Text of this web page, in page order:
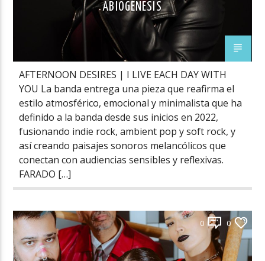
ABIOGÉNESIS
AFTERNOON DESIRES | I LIVE EACH DAY WITH
YOU La banda entrega una pieza que reafirma el
estilo atmosférico, emocional y minimalista que ha
definido a la banda desde sus inicios en 2022,
fusionando indie rock, ambient pop y soft rock, y
así creando paisajes sonoros melancólicos que
conectan con audiencias sensibles y reflexivas.
FARADO […]
0 0